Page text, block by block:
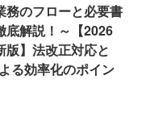
務のフローと必要書
底解説！～【2026
版】法改正対応と
る効率化のポイン